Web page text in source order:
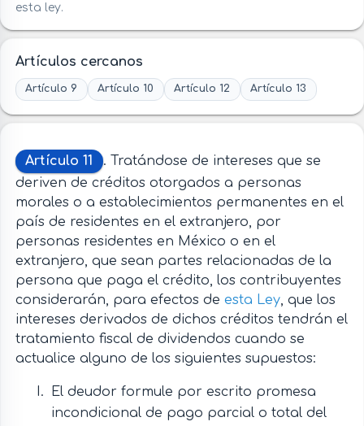
esta ley.
Artículos cercanos
Artículo 9 Artículo 10 Artículo 12 Artículo 13
Artículo 11
. Tratándose de intereses que se
deriven de créditos otorgados a personas
morales o a establecimientos permanentes en el
país de residentes en el extranjero, por
personas residentes en México o en el
extranjero, que sean partes relacionadas de la
persona que paga el crédito, los contribuyentes
considerarán, para efectos de esta Ley, que los
intereses derivados de dichos créditos tendrán el
tratamiento fiscal de dividendos cuando se
actualice alguno de los siguientes supuestos:
El deudor formule por escrito promesa
incondicional de pago parcial o total del